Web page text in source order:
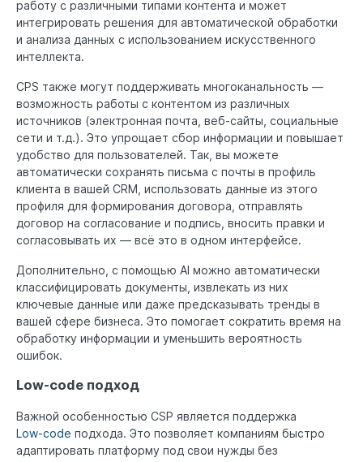
работу с различными типами контента и может
интегрировать решения для автоматической обработки
и анализа данных с использованием искусственного
интеллекта.
CPS также могут поддерживать многоканальность —
возможность работы с контентом из различных
источников (электронная почта, веб-сайты, социальные
сети и т.д.). Это упрощает сбор информации и повышает
удобство для пользователей. Так, вы можете
автоматически сохранять письма с почты в профиль
клиента в вашей CRM, использовать данные из этого
профиля для формирования договора, отправлять
договор на согласование и подпись, вносить правки и
согласовывать их — всё это в одном интерфейсе.
Дополнительно, с помощью AI можно автоматически
классифицировать документы, извлекать из них
ключевые данные или даже предсказывать тренды в
вашей сфере бизнеса. Это помогает сократить время на
обработку информации и уменьшить вероятность
ошибок.
Low-code подход
Важной особенностью CSP является поддержка
Low-code подхода. Это позволяет компаниям быстро
адаптировать платформу под свои нужды без